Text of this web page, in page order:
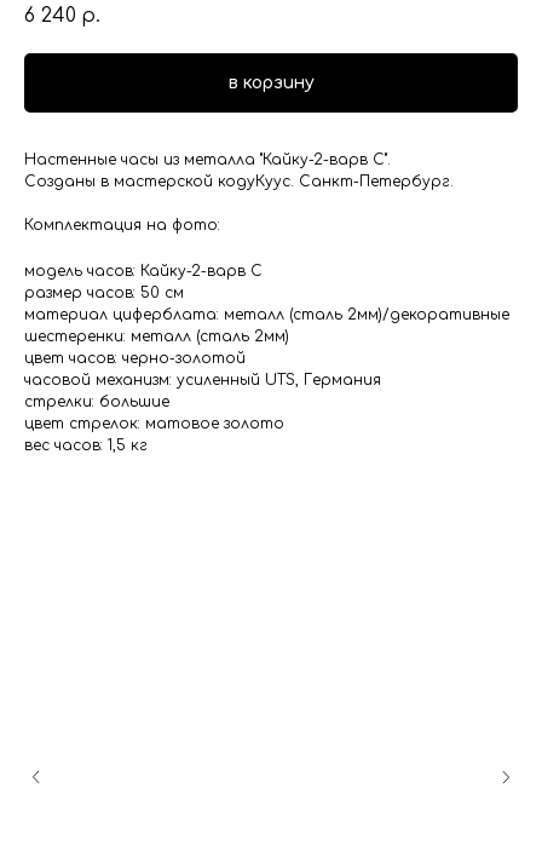
6 240 р.
в корзину
Настенные часы из металла "Кайку-2-варв С".
Созданы в мастерской кодуКуус. Санкт-Петербург.
Комплектация на фото:
модель часов: Кайку-2-варв С
размер часов: 50 см
материал циферблата: металл (сталь 2мм)/декоративные
шестеренки: металл (сталь 2мм)
цвет часов: черно-золотой
часовой механизм: усиленный UTS, Германия
стрелки: большие
цвет стрелок: матовое золото
вес часов: 1,5 кг